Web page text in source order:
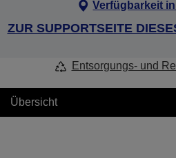
Verfügbarkeit
ZUR SUPPORTSEITE
Entsorgungs- und
Übersicht